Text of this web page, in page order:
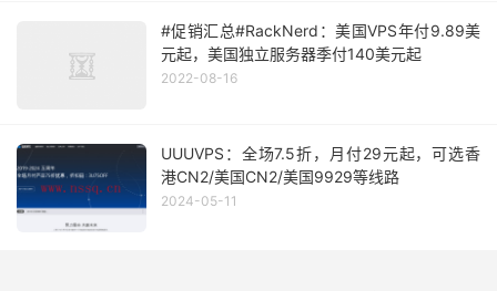
#促销汇总#RackNerd：美国VPS年付9.89美
元起，美国独立服务器季付140美元起
2022-08-16
UUUVPS：全场7.5折，月付29元起，可选香
港CN2/美国CN2/美国9929等线路
2024-05-11